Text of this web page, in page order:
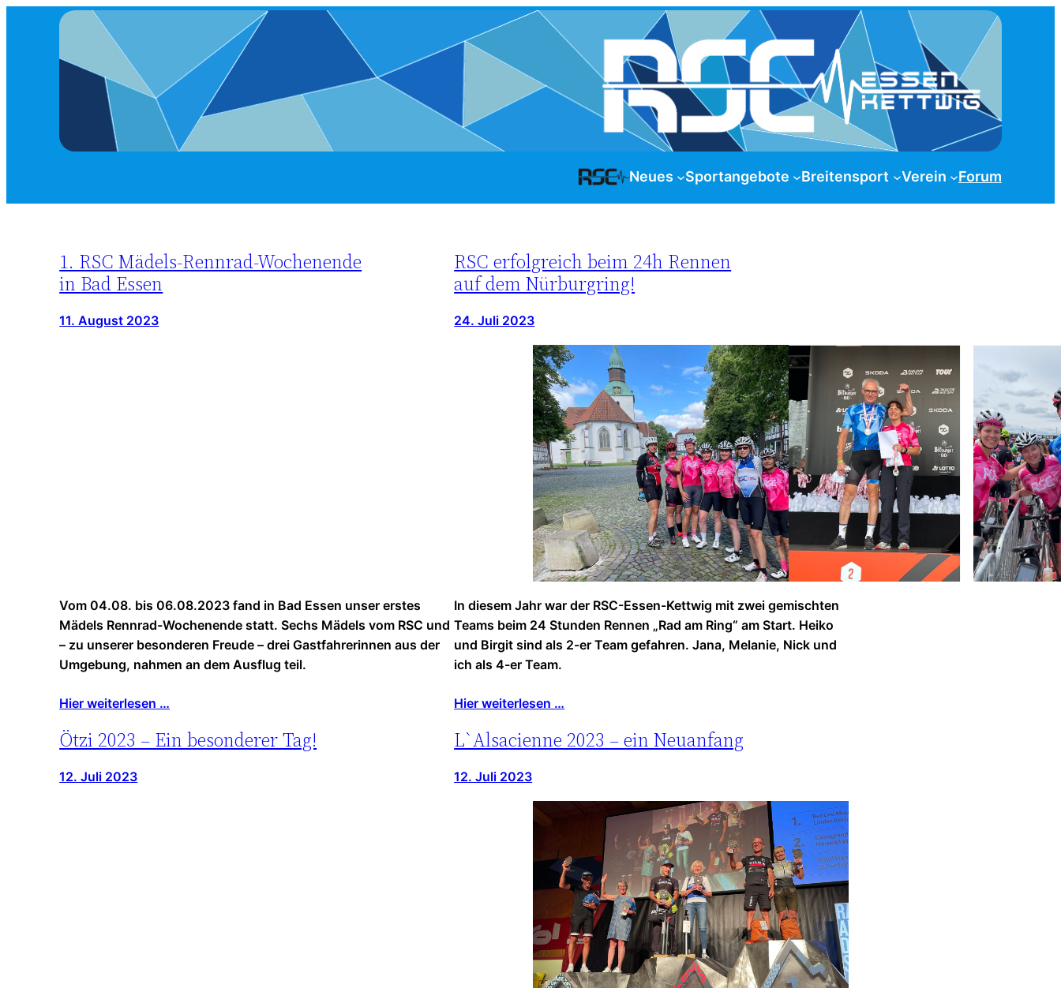
Neues Sportangebote Breitensport Verein Forum
1. RSC Mädels-Rennrad-Wochenende
in Bad Essen
11. August 2023
Vom 04.08. bis 06.08.2023 fand in Bad Essen unser erstes
Mädels Rennrad-Wochenende statt. Sechs Mädels vom RSC und
– zu unserer besonderen Freude – drei Gastfahrerinnen aus der
Umgebung, nahmen an dem Ausflug teil.
Hier weiterlesen …
RSC erfolgreich beim 24h Rennen
auf dem Nürburgring!
24. Juli 2023
In diesem Jahr war der RSC-Essen-Kettwig mit zwei gemischten
Teams beim 24 Stunden Rennen „Rad am Ring“ am Start. Heiko
und Birgit sind als 2-er Team gefahren. Jana, Melanie, Nick und
ich als 4-er Team.
Hier weiterlesen …
Ötzi 2023 – Ein besonderer Tag!
12. Juli 2023
L`Alsacienne 2023 – ein Neuanfang
12. Juli 2023